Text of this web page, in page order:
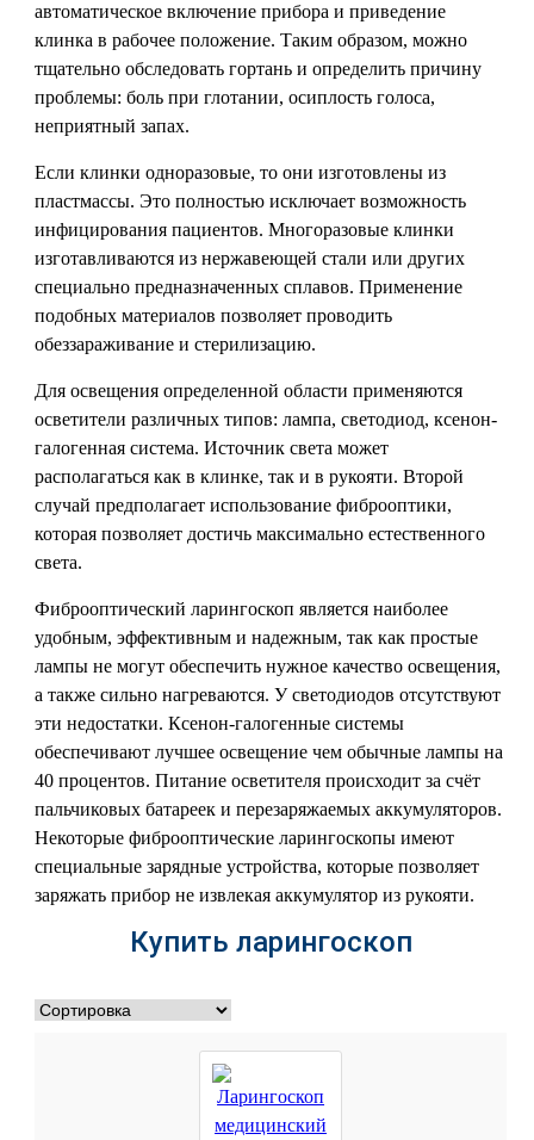
автоматическое включение прибора и приведение
клинка в рабочее положение. Таким образом, можно
тщательно обследовать гортань и определить причину
проблемы: боль при глотании, осиплость голоса,
неприятный запах.
Если клинки одноразовые, то они изготовлены из
пластмассы. Это полностью исключает возможность
инфицирования пациентов. Многоразовые клинки
изготавливаются из нержавеющей стали или других
специально предназначенных сплавов. Применение
подобных материалов позволяет проводить
обеззараживание и стерилизацию.
Для освещения определенной области применяются
осветители различных типов: лампа, светодиод, ксенон-
галогенная система. Источник света может
располагаться как в клинке, так и в рукояти. Второй
случай предполагает использование фиброоптики,
которая позволяет достичь максимально естественного
света.
Фиброоптический ларингоскоп является наиболее
удобным, эффективным и надежным, так как простые
лампы не могут обеспечить нужное качество освещения,
а также сильно нагреваются. У светодиодов отсутствуют
эти недостатки. Ксенон-галогенные системы
обеспечивают лучшее освещение чем обычные лампы на
40 процентов. Питание осветителя происходит за счёт
пальчиковых батареек и перезаряжаемых аккумуляторов.
Некоторые фиброоптические ларингоскопы имеют
специальные зарядные устройства, которые позволяет
заряжать прибор не извлекая аккумулятор из рукояти.
Купить ларингоскоп